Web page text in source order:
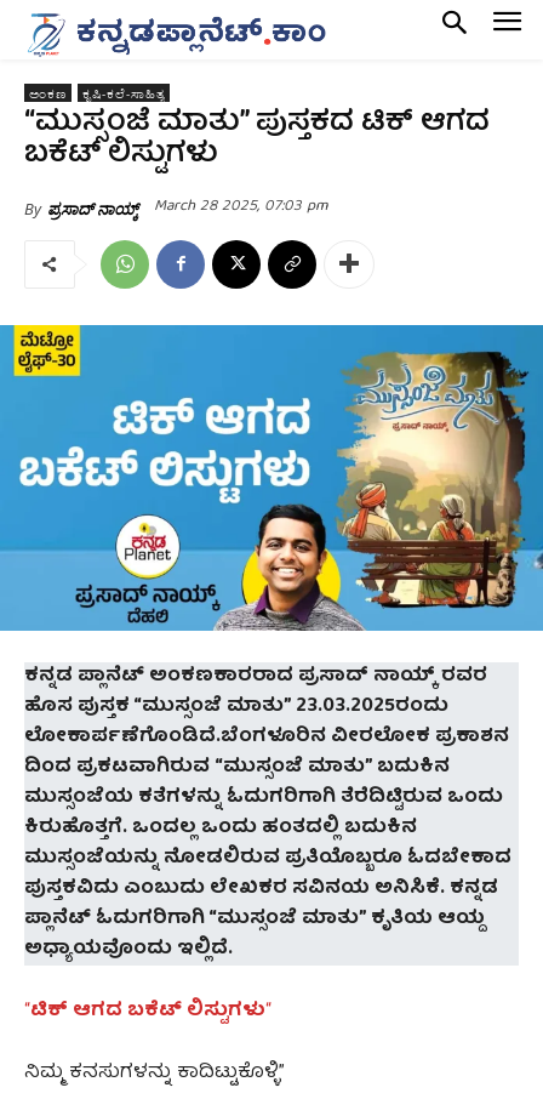
ಅಂಕಣ ಕೃಷಿ-ಕಲೆ-ಸಾಹಿತ್ಯ
“ಮುಸ್ಸಂಜೆ ಮಾತು” ಪುಸ್ತಕದ ಟಿಕ್ ಆಗದ
ಬಕೆಟ್ ಲಿಸ್ಟುಗಳು
By ಪ್ರಸಾದ್‌ ನಾಯ್ಕ್ March 28 2025, 07:03 pm
ಕನ್ನಡ ಪ್ಲಾನೆಟ್ ಅಂಕಣಕಾರರಾದ ಪ್ರಸಾದ್ ನಾಯ್ಕ್ ರವರ
ಹೊಸ ಪುಸ್ತಕ “ಮುಸ್ಸಂಜೆ ಮಾತು” 23.03.2025ರಂದು
ಲೋಕಾರ್ಪಣೆಗೊಂಡಿದೆ.ಬೆಂಗಳೂರಿನ ವೀರಲೋಕ ಪ್ರಕಾಶನ
ದಿಂದ ಪ್ರಕಟವಾಗಿರುವ “ಮುಸ್ಸಂಜೆ ಮಾತು” ಬದುಕಿನ
ಮುಸ್ಸಂಜೆಯ ಕತೆಗಳನ್ನು ಓದುಗರಿಗಾಗಿ ತೆರೆದಿಟ್ಟಿರುವ ಒಂದು
ಕಿರುಹೊತ್ತಗೆ. ಒಂದಲ್ಲ ಒಂದು ಹಂತದಲ್ಲಿ ಬದುಕಿನ
ಮುಸ್ಸಂಜೆಯನ್ನು ನೋಡಲಿರುವ ಪ್ರತಿಯೊಬ್ಬರೂ ಓದಬೇಕಾದ
ಪುಸ್ತಕವಿದು ಎಂಬುದು ಲೇಖಕರ ಸವಿನಯ ಅನಿಸಿಕೆ. ಕನ್ನಡ
ಪ್ಲಾನೆಟ್ ಓದುಗರಿಗಾಗಿ “ಮುಸ್ಸಂಜೆ ಮಾತು” ಕೃತಿಯ ಆಯ್ದ
ಅಧ್ಯಾಯವೊಂದು ಇಲ್ಲಿದೆ.
“ಟಿಕ್ ಆಗದ ಬಕೆಟ್ ಲಿಸ್ಟುಗಳು“
ನಿಮ್ಮ ಕನಸುಗಳನ್ನು ಕಾದಿಟ್ಟುಕೊಳ್ಳಿ”